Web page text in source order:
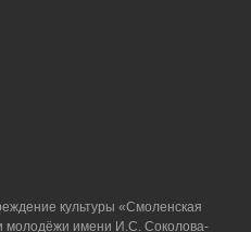
культуры «Смоленская
молодёжи имени И.С. Соколова-